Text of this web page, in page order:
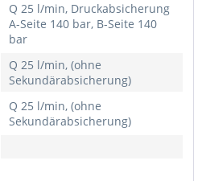
Q 25 l/min, Druckabsicherung
A-Seite 140 bar, B-Seite 140
bar
Q 25 l/min, (ohne
Sekundärabsicherung)
Q 25 l/min, (ohne
Sekundärabsicherung)